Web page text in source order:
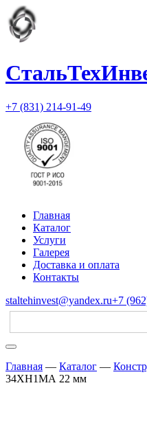
+7 (831) 214-91-49
Главная
Каталог
Услуги
Галерея
Доставка и оплата
Контакты
staltehinvest@yandex.ru+7
Главная — Каталог —
34ХН1МА 22 мм